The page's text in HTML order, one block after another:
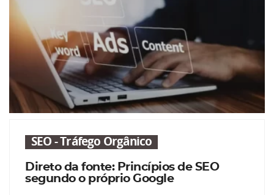
SEO - Tráfego Orgânico
Direto da fonte: Princípios de SEO
segundo o próprio Google